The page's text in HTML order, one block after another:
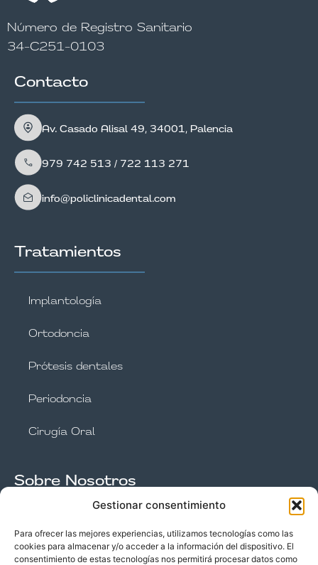
Gestionar consentimiento
Para ofrecer las mejores experiencias, utilizamos tecnologías como las
cookies para almacenar y/o acceder a la información del dispositivo. El
consentimiento de estas tecnologías nos permitirá procesar datos como
Número de Registro Sanitario
34-C251-0103
Contacto
Av. Casado Alisal 49, 34001, Palencia
979 742 513 / 722 113 271
info@policlinicadental.com
Tratamientos
Implantología
Ortodoncia
Prótesis dentales
Periodoncia
Cirugía Oral
Sobre Nosotros
Nuestro equipo
Instalaciones